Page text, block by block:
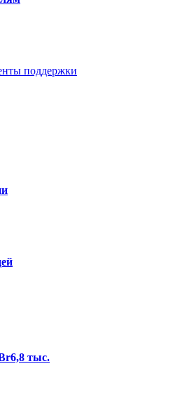
поддержки
тыс.